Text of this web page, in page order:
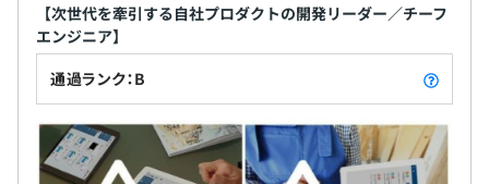
様々なお客様の業務に即したオーダーメイドなシステムを
開発していく中で、
お客様から感謝の言葉を頂くこともありましたが、自分が
開発したシステムを
より多くの人に利用して頂きたいという思いを強く持って
おり転職活動を決意。
【次世代を牽引する自社プロダクトの開発リーダー／チーフ
エンジニア】
通過ランク：B